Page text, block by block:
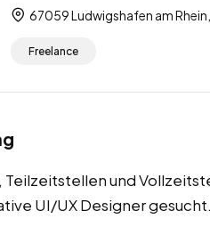
67059 Ludwigshafen am
Freelance
Teilzeitstellen und
UI/UX Designer gesucht.